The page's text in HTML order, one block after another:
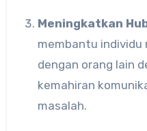
Meningkatkan
membantu individu
dengan orang lain
kemahiran
masalah.